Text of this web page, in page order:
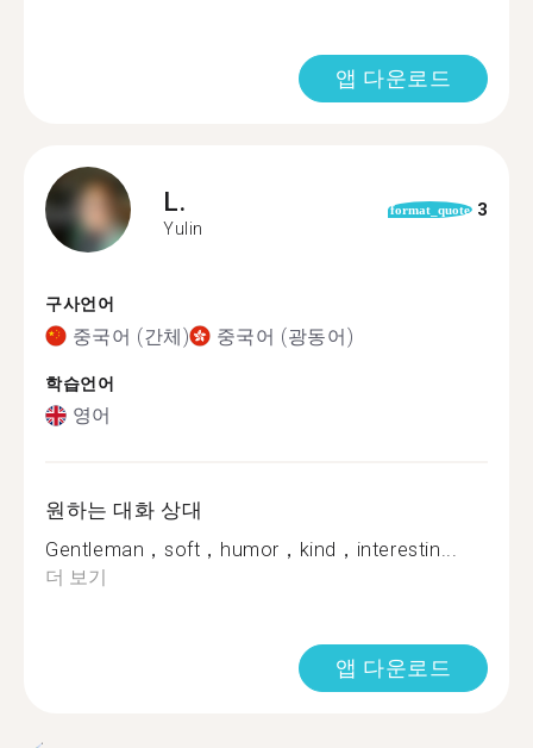
앱 다운로드
L.
Yulin
format_quote 3
구사언어
중국어 (간체) 중국어 (광동어)
학습언어
영어
원하는 대화 상대
Gentleman，soft，humor，kind，interestin...
더 보기
앱 다운로드